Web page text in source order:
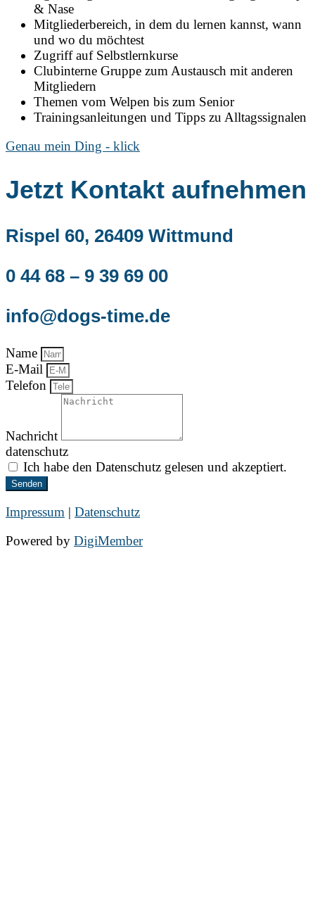
& Nase
Mitgliederbereich, in dem du lernen kannst, wann
und wo du möchtest
Zugriff auf Selbstlernkurse
Clubinterne Gruppe zum Austausch mit anderen
Mitgliedern
Themen vom Welpen bis zum Senior
Trainingsanleitungen und Tipps zu Alltagssignalen
Genau mein Ding - klick
Jetzt Kontakt aufnehmen
Rispel 60, 26409 Wittmund
0 44 68 – 9 39 69 00
info@dogs-time.de
Name
E-Mail
Telefon
Nachricht
datenschutz
Ich habe den Datenschutz gelesen und akzeptiert.
Senden
Impressum | Datenschutz
Powered by DigiMember